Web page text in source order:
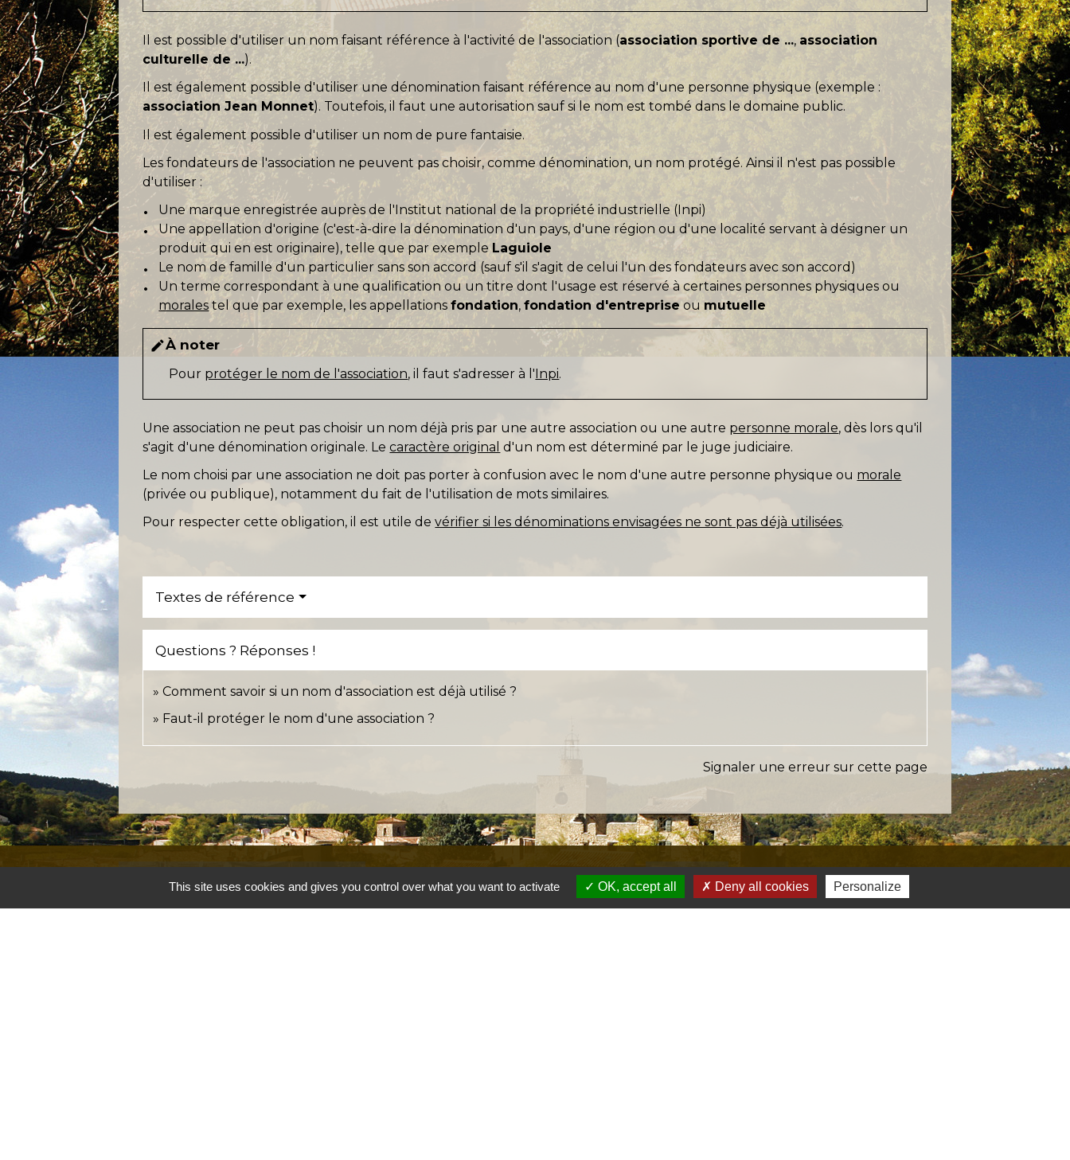
Il est possible d'utiliser un nom faisant référence à l'activité de l'association (association sportive de ..., association
culturelle de ...).
Il est également possible d'utiliser une dénomination faisant référence au nom d'une personne physique (exemple :
association Jean Monnet). Toutefois, il faut une autorisation sauf si le nom est tombé dans le domaine public.
Il est également possible d'utiliser un nom de pure fantaisie.
Les fondateurs de l'association ne peuvent pas choisir, comme dénomination, un nom protégé. Ainsi il n'est pas possible
d'utiliser :
Une marque enregistrée auprès de l'Institut national de la propriété industrielle (Inpi)
Une appellation d'origine (c'est-à-dire la dénomination d'un pays, d'une région ou d'une localité servant à désigner un
produit qui en est originaire), telle que par exemple Laguiole
Le nom de famille d'un particulier sans son accord (sauf s'il s'agit de celui l'un des fondateurs avec son accord)
Un terme correspondant à une qualification ou un titre dont l'usage est réservé à certaines personnes physiques ou
moralestel que par exemple, les appellationsfondation,fondation d'entreprise ou mutuelle
editÀ noter
Pour protéger le nom de l'association, il faut s'adresser à l'Inpi.
Une association ne peut pas choisir un nom déjà pris par une autre association ou une autre personne morale, dès lors qu'il
s'agit d'une dénomination originale. Lecaractère original d'un nom est déterminé par le juge judiciaire.
Le nom choisi par une association ne doit pas porter à confusion avec le nom d'une autre personne physique ou morale
(privée ou publique), notamment du fait de l'utilisation de mots similaires.
Pour respecter cette obligation, il est utile devérifier si les dénominations envisagées ne sont pas déjà utilisées.
Textes de référence
Questions ? Réponses !
Comment savoir si un nom d'association est déjà utilisé ?
Faut-il protéger le nom d'une association ?
Signaler une erreur sur cette page
Accueil et services Liens
This site uses cookies and gives you control over what you want to activate OK, accept all Deny all cookies Personalize